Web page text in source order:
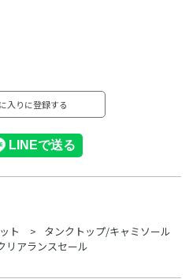
入りに登録する
ト
タンクトップ/キャミソール
リアランスセール